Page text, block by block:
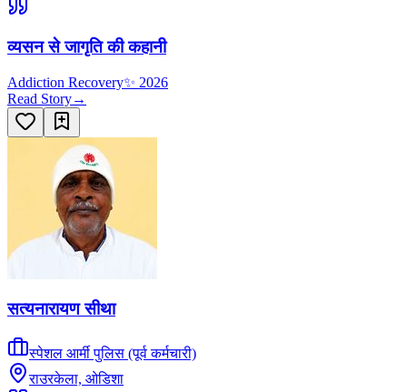
व्यसन से जागृति की कहानी
Addiction Recovery✨ 2026
Read Story→
सत्यनारायण सीथा
स्पेशल आर्मी पुलिस (पूर्व कर्मचारी)
राउरकेला, ओडिशा